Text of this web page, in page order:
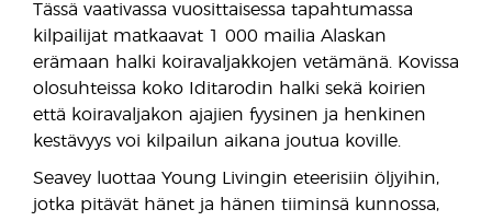
Tässä vaativassa vuosittaisessa tapahtumassa
kilpailijat matkaavat 1 000 mailia Alaskan
erämaan halki koiravaljakkojen vetämänä. Kovissa
olosuhteissa koko Iditarodin halki sekä koirien
että koiravaljakon ajajien fyysinen ja henkinen
kestävyys voi kilpailun aikana joutua koville.
Seavey luottaa Young Livingin eteerisiin öljyihin,
jotka pitävät hänet ja hänen tiiminsä kunnossa,